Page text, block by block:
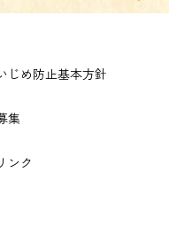
じめ防止基本方針
集
ンク